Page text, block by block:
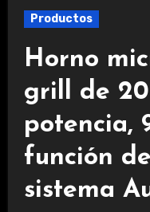
Productos
Horno
grill de
potencia,
función
sistema